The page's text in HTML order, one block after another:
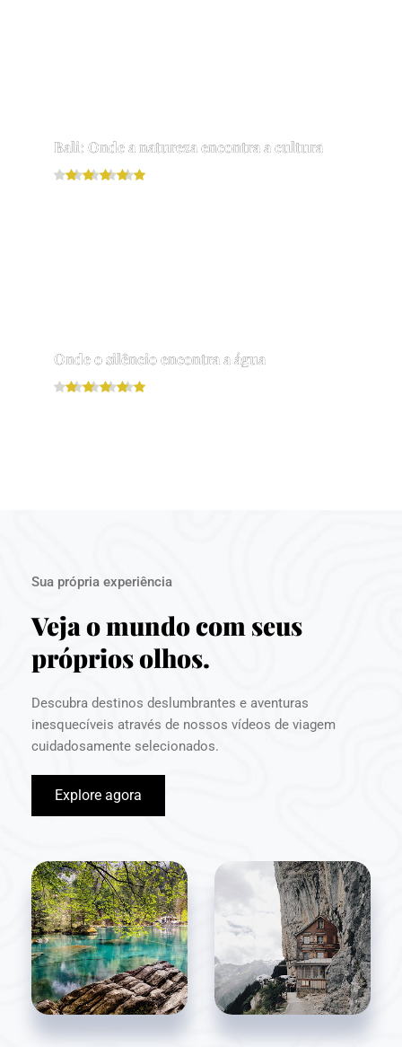
Bali: Onde a natureza encontra a cultura
Onde o silêncio encontra a água
Sua própria experiência
Veja o mundo com seus
próprios olhos.
Descubra destinos deslumbrantes e aventuras
inesquecíveis através de nossos vídeos de viagem
cuidadosamente selecionados.
Explore agora